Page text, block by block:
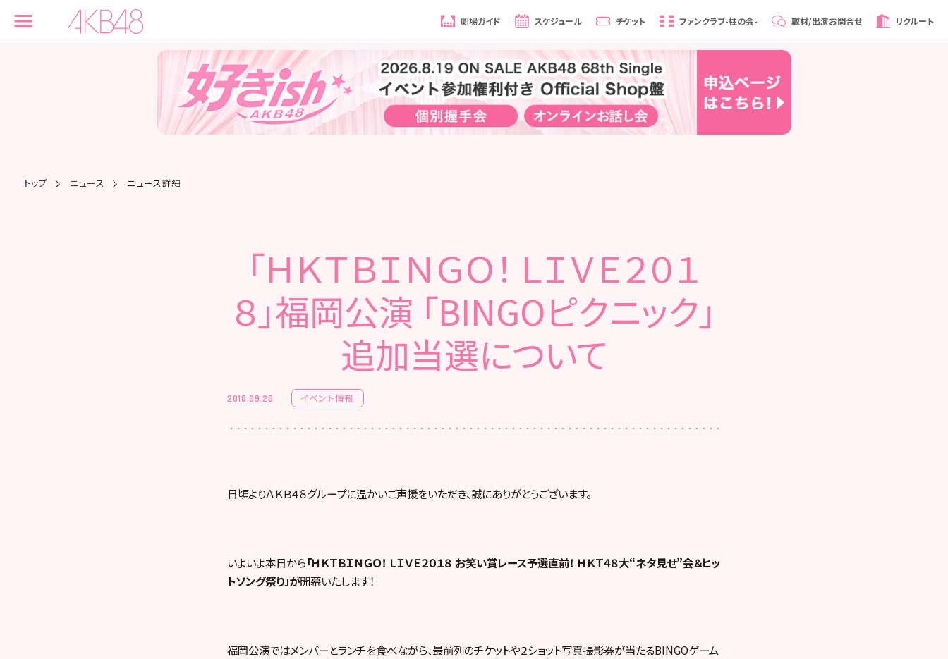
劇場ガイド スケジュール チケット ファンクラブ-柱の会- 取材/出演お問合せ リクルート
トップ ニュース ニュース詳細
「ＨＫＴＢＩＮＧＯ！ ＬＩＶＥ２０１
８」福岡公演 「BINGOピクニック」
追加当選について
2018.09.26 イベント情報
日頃よりＡＫＢ４８グループに温かいご声援をいただき、誠にありがとうございます。
いよいよ本日から「ＨＫＴＢＩＮＧＯ！ ＬＩＶＥ２０１８ お笑い賞レース予選直前！ ＨＫＴ４８大“ネタ見せ”会＆ヒッ
トソング祭り」が開幕いたします！
福岡公演ではメンバーとランチを食べながら、最前列のチケットや２ショット写真撮影券が当たるBINGOゲーム